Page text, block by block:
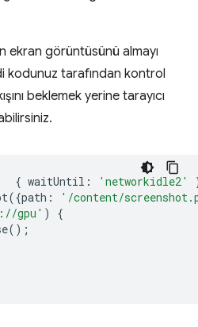
ekran görüntüsünü almayı
kodunuz tarafından kontrol
beklemek yerine tarayıcı
{ waitUntil : 'networkidle2'
({path :
'/content/
gpu' )
{
();